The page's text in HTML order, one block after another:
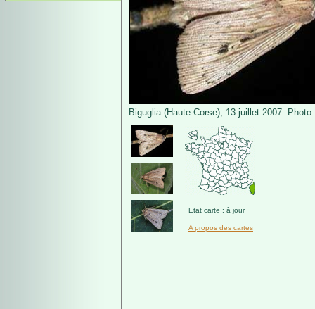
Biguglia (Haute-Corse), 13 juillet 2007.
Etat carte : à jour
A propos des cartes